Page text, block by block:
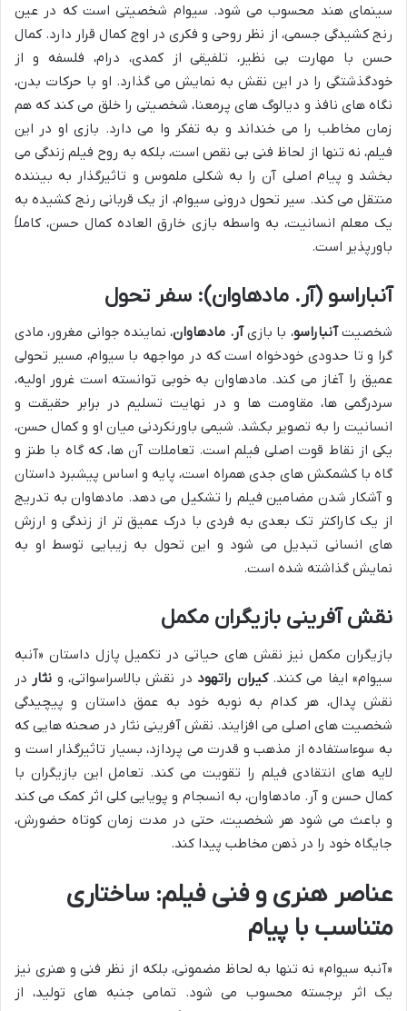
سینمای هند محسوب می شود. سیوام شخصیتی است که در عین
رنج کشیدگی جسمی، از نظر روحی و فکری در اوج کمال قرار دارد. کمال
حسن با مهارت بی نظیر، تلفیقی از کمدی، درام، فلسفه و از
خودگذشتگی را در این نقش به نمایش می گذارد. او با حرکات بدن،
نگاه های نافذ و دیالوگ های پرمعنا، شخصیتی را خلق می کند که هم
زمان مخاطب را می خنداند و به تفکر وا می دارد. بازی او در این
فیلم، نه تنها از لحاظ فنی بی نقص است، بلکه به روح فیلم زندگی می
بخشد و پیام اصلی آن را به شکلی ملموس و تاثیرگذار به بیننده
منتقل می کند. سیر تحول درونی سیوام، از یک قربانی رنج کشیده به
یک معلم انسانیت، به واسطه بازی خارق العاده کمال حسن، کاملاً
باورپذیر است.
آنباراسو (آر. مادهاوان): سفر تحول
شخصیتآنباراسو، با بازیآر. مادهاوان، نماینده جوانی مغرور، مادی
گرا و تا حدودی خودخواه است که در مواجهه با سیوام، مسیر تحولی
عمیق را آغاز می کند. مادهاوان به خوبی توانسته است غرور اولیه،
سردرگمی ها، مقاومت ها و در نهایت تسلیم در برابر حقیقت و
انسانیت را به تصویر بکشد. شیمی باورنکردنی میان او و کمال حسن،
یکی از نقاط قوت اصلی فیلم است. تعاملات آن ها، که گاه با طنز و
گاه با کشمکش های جدی همراه است، پایه و اساس پیشبرد داستان
و آشکار شدن مضامین فیلم را تشکیل می دهد. مادهاوان به تدریج
از یک کاراکتر تک بعدی به فردی با درک عمیق تر از زندگی و ارزش
های انسانی تبدیل می شود و این تحول به زیبایی توسط او به
نمایش گذاشته شده است.
نقش آفرینی بازیگران مکمل
بازیگران مکمل نیز نقش های حیاتی در تکمیل پازل داستان «آنبه
سیوام» ایفا می کنند.کیران راتهود در نقش بالاسراسواتی، و نثار در
نقش پدال، هر کدام به نوبه خود به عمق داستان و پیچیدگی
شخصیت های اصلی می افزایند. نقش آفرینی نثار در صحنه هایی که
به سوءاستفاده از مذهب و قدرت می پردازد، بسیار تاثیرگذار است و
لایه های انتقادی فیلم را تقویت می کند. تعامل این بازیگران با
کمال حسن و آر. مادهاوان، به انسجام و پویایی کلی اثر کمک می کند
و باعث می شود هر شخصیت، حتی در مدت زمان کوتاه حضورش،
جایگاه خود را در ذهن مخاطب پیدا کند.
عناصر هنری و فنی فیلم: ساختاری
متناسب با پیام
«آنبه سیوام» نه تنها به لحاظ مضمونی، بلکه از نظر فنی و هنری نیز
یک اثر برجسته محسوب می شود. تمامی جنبه های تولید، از